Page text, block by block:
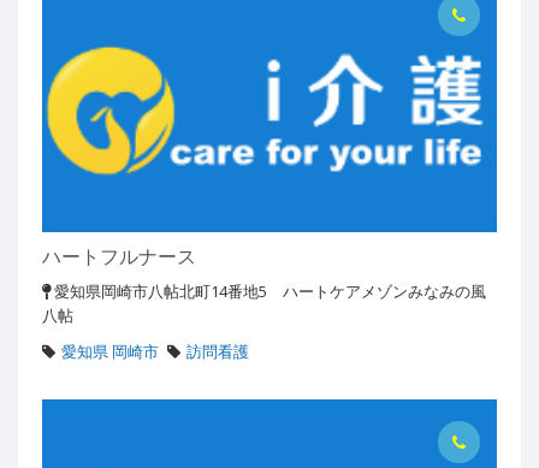
ハートフルナース
愛知県岡崎市八帖北町14番地5 ハートケアメゾンみなみの風
八帖
愛知県 岡崎市
訪問看護